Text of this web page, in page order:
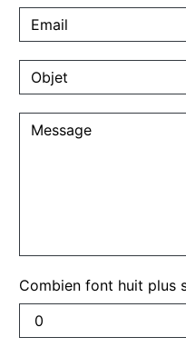
Combien font huit plus